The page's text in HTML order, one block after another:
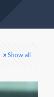
Show all